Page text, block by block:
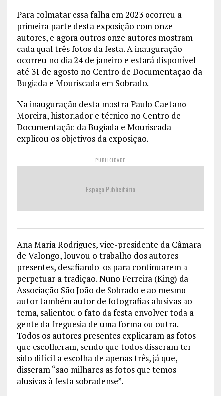
Para colmatar essa falha em 2023 ocorreu a
primeira parte desta exposição com onze
autores, e agora outros onze autores mostram
cada qual três fotos da festa. A inauguração
ocorreu no dia 24 de janeiro e estará disponível
até 31 de agosto no Centro de Documentação da
Bugiada e Mouriscada em Sobrado.
Na inauguração desta mostra Paulo Caetano
Moreira, historiador e técnico no Centro de
Documentação da Bugiada e Mouriscada
explicou os objetivos da exposição.
PUBLICIDADE
Espaço Publicitário
Ana Maria Rodrigues, vice-presidente da Câmara
de Valongo, louvou o trabalho dos autores
presentes, desafiando-os para continuarem a
perpetuar a tradição. Nuno Ferreira (King) da
Associação São João de Sobrado e ao mesmo
autor também autor de fotografias alusivas ao
tema, salientou o fato da festa envolver toda a
gente da freguesia de uma forma ou outra.
Todos os autores presentes explicaram as fotos
que escolheram, sendo que todos disseram ter
sido difícil a escolha de apenas três, já que,
disseram “são milhares as fotos que temos
alusivas à festa sobradense”.